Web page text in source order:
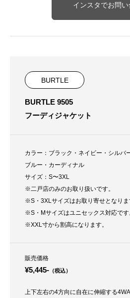
インスタでお問
BURTLE
BURTLE 9505
フーディジャケット
カラー：ブラック・ネイビー・シルバ
ブルー・カーディナル
サイズ：S〜3XL
※二戸店のみのお取り扱いです。
※S・3XLサイズはお取り寄せとなりま
※S・Mサイズはユニセックス対応です
※XXL寸から割高になります。
販売価格
¥5,445- （税込）
上下左右の4方向に自在に伸縮する